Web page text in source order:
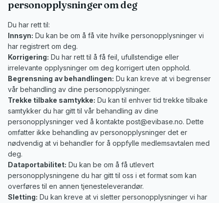
personopplysninger om deg
Du har rett til:
Innsyn: Du kan be om å få vite hvilke personopplysninger vi
har registrert om deg.
Korrigering: Du har rett til å få feil, ufullstendige eller
irrelevante opplysninger om deg korrigert uten opphold.
Begrensning av behandlingen: Du kan kreve at vi begrenser
vår behandling av dine personopplysninger.
Trekke tilbake samtykke: Du kan til enhver tid trekke tilbake
samtykker du har gitt til vår behandling av dine
personopplysninger ved å kontakte post@evibase.no. Dette
omfatter ikke behandling av personopplysninger det er
nødvendig at vi behandler for å oppfylle medlemsavtalen med
deg.
Dataportabilitet: Du kan be om å få utlevert
personopplysningene du har gitt til oss i et format som kan
overføres til en annen tjenesteleverandør.
Sletting: Du kan kreve at vi sletter personopplysninger vi har